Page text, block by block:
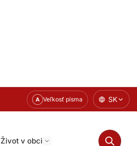
A Veľkosť písma SK
Život v obci